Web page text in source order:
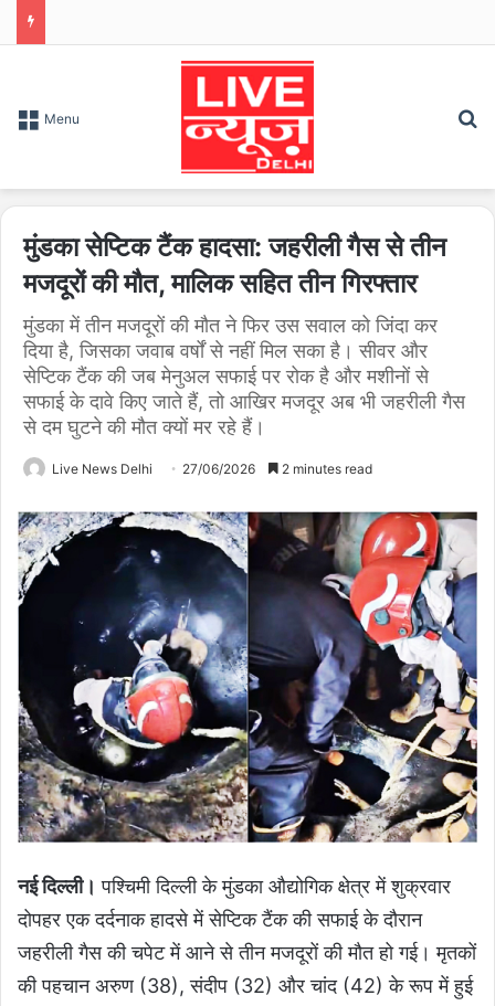
Menu
मुंडका सेप्टिक टैंक हादसा: जहरीली गैस से तीन
मजदूरों की मौत, मालिक सहित तीन गिरफ्तार
मुंडका में तीन मजदूरों की मौत ने फिर उस सवाल को जिंदा कर
दिया है, जिसका जवाब वर्षों से नहीं मिल सका है। सीवर और
सेप्टिक टैंक की जब मेनुअल सफाई पर रोक है और मशीनों से
सफाई के दावे किए जाते हैं, तो आखिर मजदूर अब भी जहरीली गैस
से दम घुटने की मौत क्यों मर रहे हैं।
Live News Delhi 27/06/2026 2 minutes read
नई दिल्ली। पश्चिमी दिल्ली के मुंडका औद्योगिक क्षेत्र में शुक्रवार
दोपहर एक दर्दनाक हादसे में सेप्टिक टैंक की सफाई के दौरान
जहरीली गैस की चपेट में आने से तीन मजदूरों की मौत हो गई। मृतकों
की पहचान अरुण (38), संदीप (32) और चांद (42) के रूप में हुई